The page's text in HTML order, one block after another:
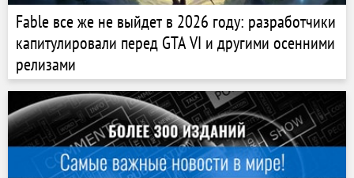
Fable все же не выйдет в 2026 году: разработчики
капитулировали перед GTA VI и другими осенними
релизами